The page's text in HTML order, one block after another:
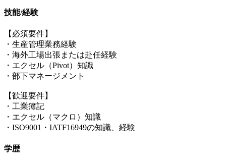
技能/経験
【必須要件】
・生産管理業務経験
・海外工場出張または赴任経験
・エクセル（Pivot）知識
・部下マネージメント
【歓迎要件】
・工業簿記
・エクセル（マクロ）知識
・ISO9001・IATF16949の知識、経験
学歴